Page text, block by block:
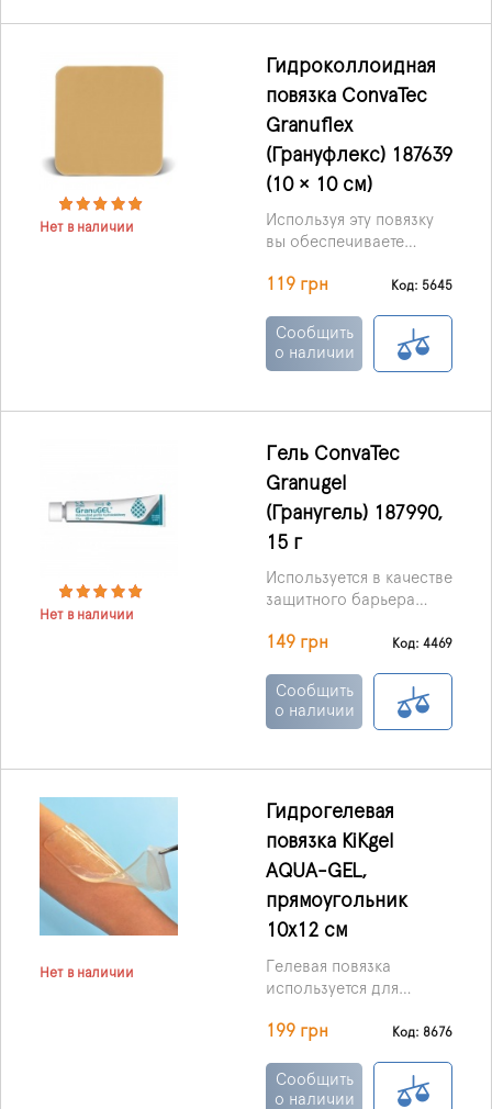
Нет в наличии
Гидроколлоидная
повязка ConvaTec
Granuflex
(Грануфлекс) 187639
(10 × 10 см)
Используя эту повязку
вы обеспечиваете
раневой поверхности,
процессы заживления,
и тем самым
способствуя
119 грн Код: 5645
Сообщить
о наличии
Нет в наличии
Гель ConvaTec
Granugel
(Гранугель) 187990,
15 г
Используется в качестве
защитного барьера
использован в качестве
неровных поверхностях
кожи, чтобы помочь и
защитить кожу.
149 грн Код: 4469
Сообщить
о наличии
Нет в наличии
Гидрогелевая
повязка KiKgеl
AQUA-GEL,
прямоугольник
10х12 см
Гелевая повязка
используется для
ожоговых ран,
которые плохо
заживают.
199 грн Код: 8676
Сообщить
о наличии